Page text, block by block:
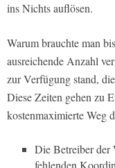
ins Nichts auflösen.
Warum brauchte man
ausreichende Anzahl
zur Verfügung stand,
Diese Zeiten gehen zu
kostenmaximierte Weg
Die Betreiber der
fehlenden